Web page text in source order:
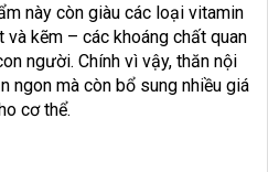
này còn giàu các loại vitamin
kẽm – các khoáng chất quan
người. Chính vì vậy, thăn nội
ngon mà còn bổ sung nhiều giá
cơ thể.